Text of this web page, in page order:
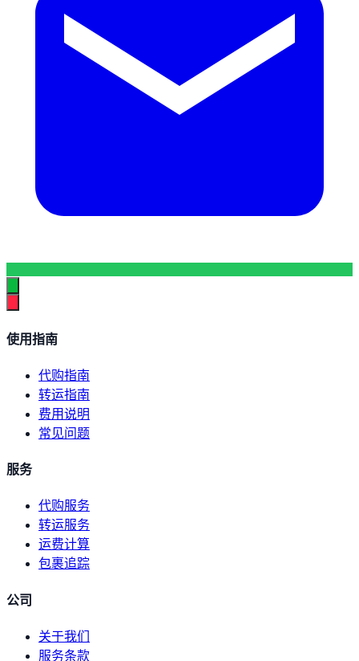
使用指南
代购指南
转运指南
费用说明
常见问题
服务
代购服务
转运服务
运费计算
包裹追踪
公司
关于我们
服务条款